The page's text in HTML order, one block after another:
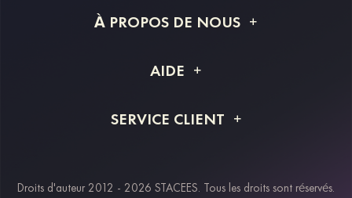
À PROPOS DE NOUS
Livraison
AIDE
Retour et remboursement
SERVICE CLIENT
Modes de paiement
Droits d'auteur 2012 - 2026 STACEES. Tous les droits sont réservés.